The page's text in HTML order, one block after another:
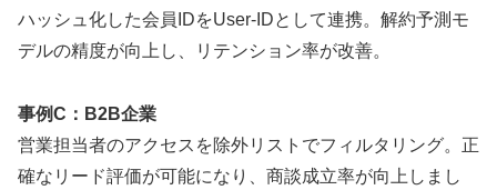
ハッシュ化した会員IDをUser-IDとして連携。解約予測モ
デルの精度が向上し、リテンション率が改善。
事例C：B2B企業
営業担当者のアクセスを除外リストでフィルタリング。正
確なリード評価が可能になり、商談成立率が向上しまし